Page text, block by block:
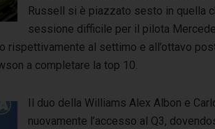
Russell si è piazzato sesto in quella
sessione difficile per il pilota
rispettivamente al settimo e all’ottavo
a completare la top 10.
Il duo della Williams Alex Albon e
nuovamente l’accesso al Q3,